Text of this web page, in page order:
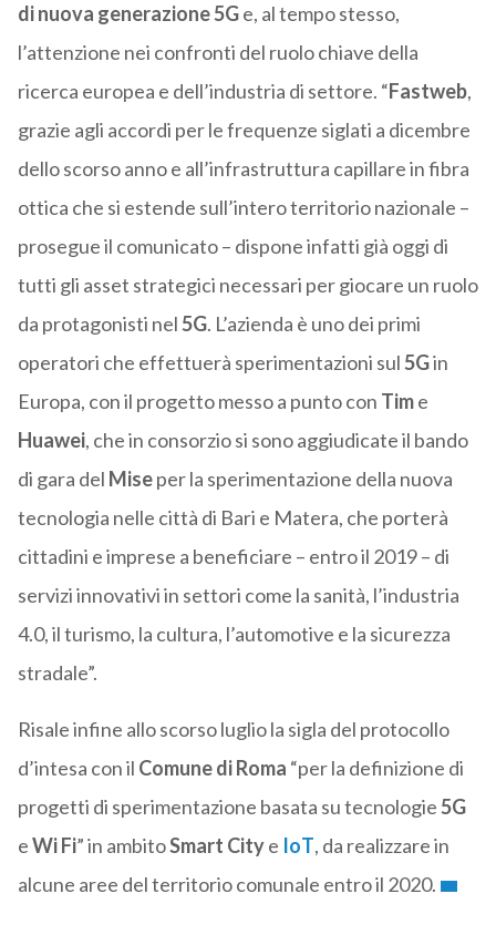
di nuova generazione 5Ge, al tempo stesso,
l’attenzione nei confronti del ruolo chiave della
ricerca europea e dell’industria di settore. “Fastweb,
grazie agli accordi per le frequenze siglati a dicembre
dello scorso anno e all’infrastruttura capillare in fibra
ottica che si estende sull’intero territorio nazionale –
prosegue il comunicato – dispone infatti già oggi di
tutti gli asset strategici necessari per giocare un ruolo
da protagonisti nel5G. L’azienda è uno dei primi
operatori che effettuerà sperimentazioni sul5Gin
Europa, con il progetto messo a punto con Time
Huawei, che in consorzio si sono aggiudicate il bando
di gara del Miseper la sperimentazione della nuova
tecnologia nelle città di Bari e Matera, che porterà
cittadini e imprese a beneficiare – entro il 2019 – di
servizi innovativi in settori come la sanità, l’industria
4.0, il turismo, la cultura, l’automotive e la sicurezza
stradale”.
Risale infine allo scorso luglio la sigla del protocollo
d’intesa con il Comune di Roma “per la definizione di
progetti di sperimentazione basata su tecnologie5G
eWi Fi” in ambitoSmart Citye IoT, da realizzare in
alcune aree del territorio comunale entro il 2020.